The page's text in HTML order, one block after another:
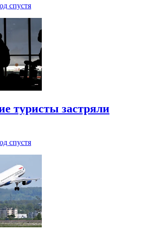
спустя
туристы застряли
спустя